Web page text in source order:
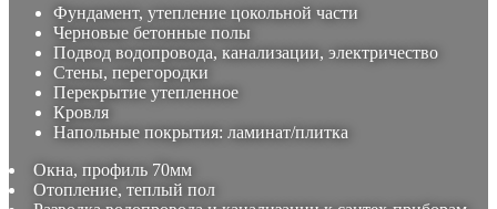
Фундамент, утепление цокольной части
Черновые бетонные полы
Подвод водопровода, канализации, электричество
Стены, перегородки
Перекрытие утепленное
Кровля
Напольные покрытия: ламинат/плитка
Окна, профиль 70мм
Отопление, теплый пол